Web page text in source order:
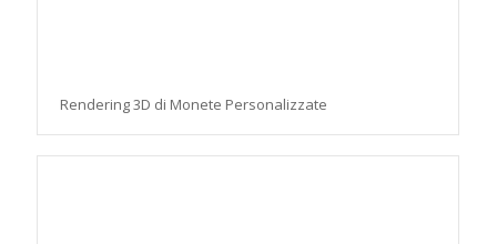
Rendering 3D di Monete Personalizzate